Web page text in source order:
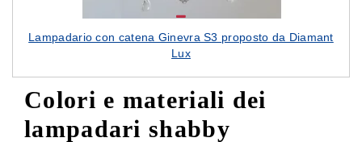
Lampadario con catena Ginevra S3 proposto da Diamant
Lux
Colori e materiali dei
lampadari shabby